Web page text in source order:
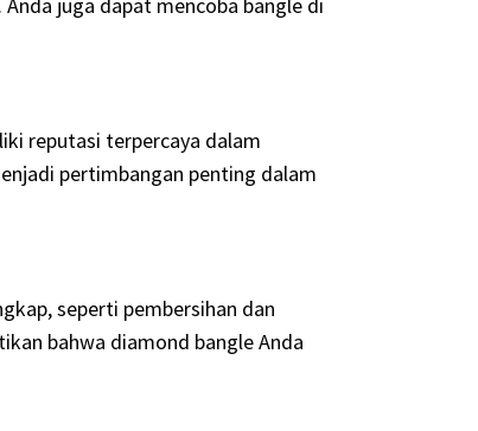
reputasi terpercaya dalam
pertimbangan penting dalam
seperti pembersihan dan
bahwa diamond bangle Anda